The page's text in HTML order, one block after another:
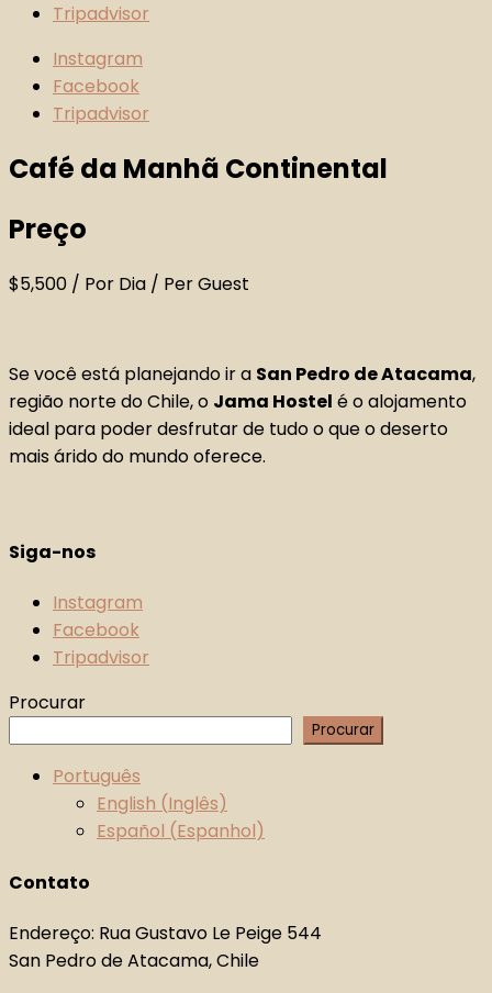
Tripadvisor
Instagram
Facebook
Tripadvisor
Café da Manhã Continental
Preço
$5,500 / Por Dia / Per Guest
Se você está planejando ir a San Pedro de Atacama,
região norte do Chile, o Jama Hostel é o alojamento
ideal para poder desfrutar de tudo o que o deserto
mais árido do mundo oferece.
Siga-nos
Instagram
Facebook
Tripadvisor
Procurar
Procurar
Português
English (Inglês)
Español (Espanhol)
Contato
Endereço: Rua Gustavo Le Peige 544
San Pedro de Atacama, Chile